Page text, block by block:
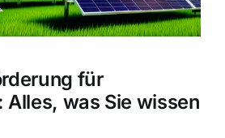
für
Alles, was Sie wissen